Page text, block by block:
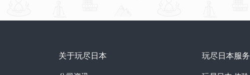
关于玩尽日本 玩尽日本服务